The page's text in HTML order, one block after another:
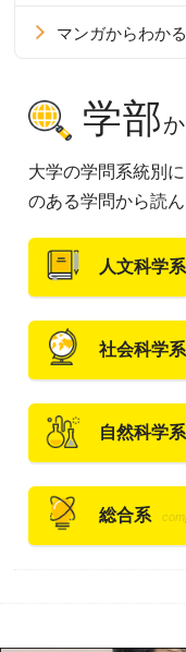
マンガからわか
学部
大学の学問系統別
のある学問から読ん
人文科学系
社会科学系
自然科学系
総合系